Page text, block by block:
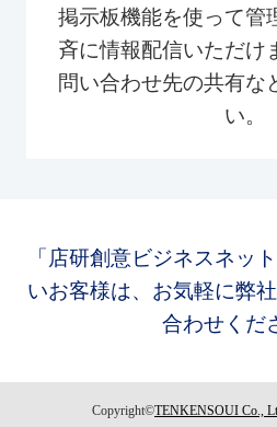
掲示板機能を使って管
斉に情報配信いただけ
問い合わせ先の共有な
い。
「店研創意ビジネスネッ
いお客様は、お気軽に弊
合わせくだ
Copyright©TENKENSOUI Co.,